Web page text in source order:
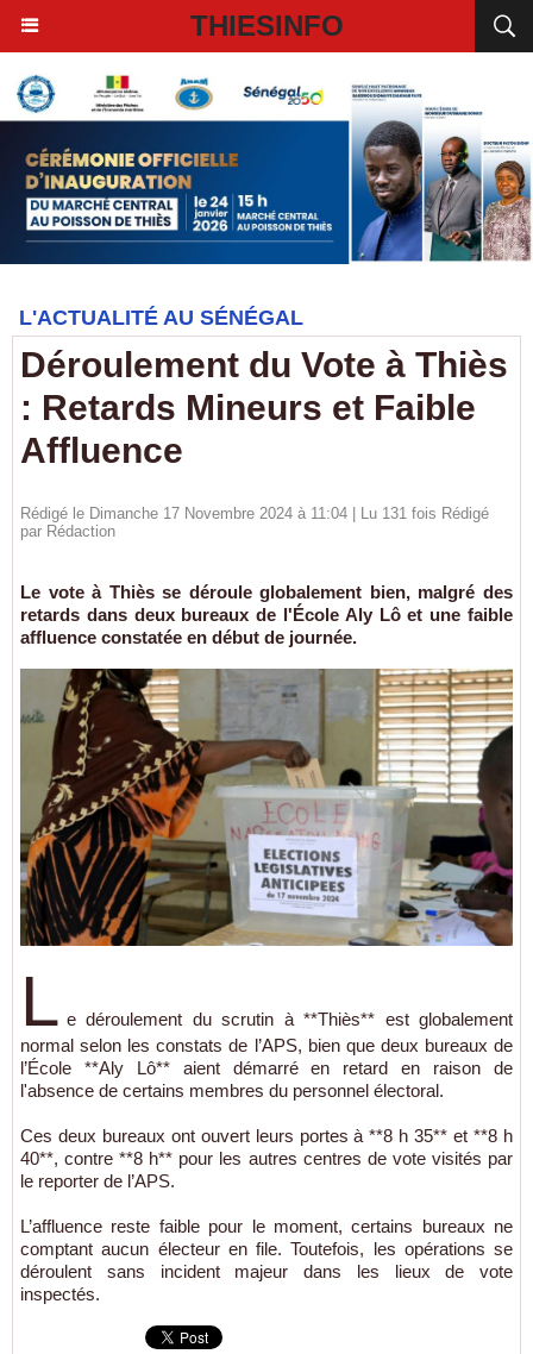
THIESINFO
L'ACTUALITÉ AU SÉNÉGAL
Déroulement du Vote à Thiès
: Retards Mineurs et Faible
Affluence
Rédigé le Dimanche 17 Novembre 2024 à 11:04 | Lu 131 fois Rédigé
par Rédaction
Le vote à Thiès se déroule globalement bien, malgré des
retards dans deux bureaux de l'École Aly Lô et une faible
affluence constatée en début de journée.
L e déroulement du scrutin à **Thiès** est globalement
normal selon les constats de l’APS, bien que deux bureaux de
l’École **Aly Lô** aient démarré en retard en raison de
l'absence de certains membres du personnel électoral.
Ces deux bureaux ont ouvert leurs portes à **8 h 35** et **8 h
40**, contre **8 h** pour les autres centres de vote visités par
le reporter de l’APS.
L’affluence reste faible pour le moment, certains bureaux ne
comptant aucun électeur en file. Toutefois, les opérations se
déroulent sans incident majeur dans les lieux de vote
inspectés.